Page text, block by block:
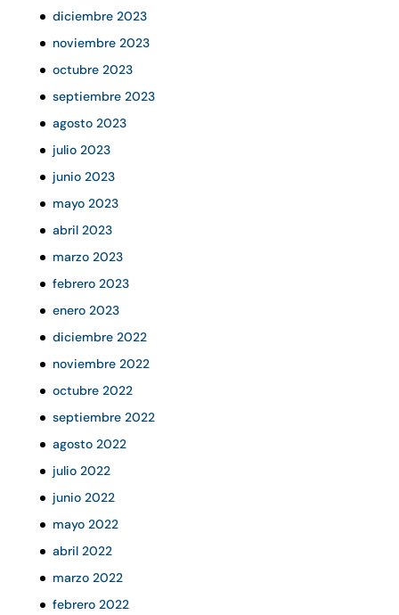
diciembre 2023
noviembre 2023
octubre 2023
septiembre 2023
agosto 2023
julio 2023
junio 2023
mayo 2023
abril 2023
marzo 2023
febrero 2023
enero 2023
diciembre 2022
noviembre 2022
octubre 2022
septiembre 2022
agosto 2022
julio 2022
junio 2022
mayo 2022
abril 2022
marzo 2022
febrero 2022